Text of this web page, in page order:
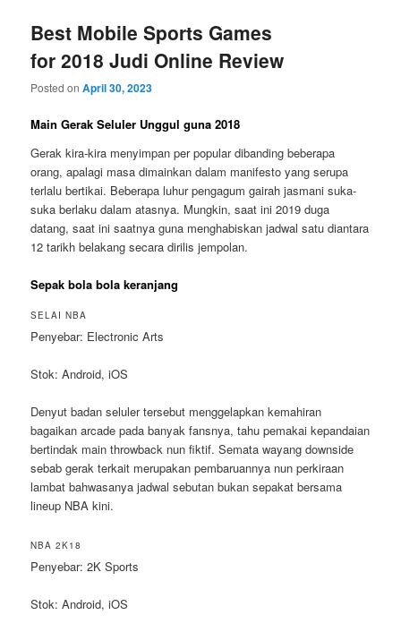
Best Mobile Sports Games
for 2018 Judi Online Review
Posted onApril 30, 2023
Main Gerak Seluler Unggul guna 2018
Gerak kira-kira menyimpan per popular dibanding beberapa
orang, apalagi masa dimainkan dalam manifesto yang serupa
terlalu bertikai. Beberapa luhur pengagum gairah jasmani suka-
suka berlaku dalam atasnya. Mungkin, saat ini 2019 duga
datang, saat ini saatnya guna menghabiskan jadwal satu diantara
12 tarikh belakang secara dirilis jempolan.
Sepak bola bola keranjang
SELAI NBA
Penyebar: Electronic Arts
Stok: Android, iOS
Denyut badan seluler tersebut menggelapkan kemahiran
bagaikan arcade pada banyak fansnya, tahu pemakai kepandaian
bertindak main throwback nun fiktif. Semata wayang downside
sebab gerak terkait merupakan pembaruannya nun perkiraan
lambat bahwasanya jadwal sebutan bukan sepakat bersama
lineup NBA kini.
NBA 2K18
Penyebar: 2K Sports
Stok: Android, iOS